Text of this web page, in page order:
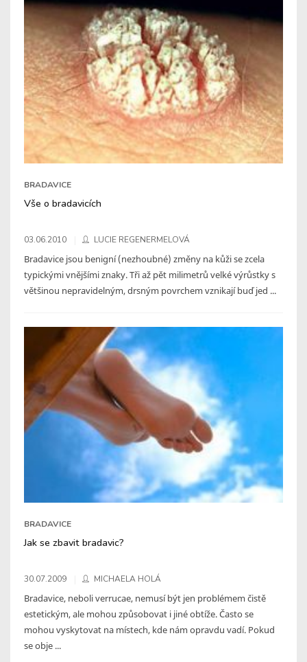
BRADAVICE
Vše o bradavicích
03.06.2010 LUCIE REGENERMELOVÁ
Bradavice jsou benigní (nezhoubné) změny na kůži se zcela
typickými vnějšími znaky. Tři až pět milimetrů velké výrůstky s
většinou nepravidelným, drsným povrchem vznikají buď jed ...
BRADAVICE
Jak se zbavit bradavic?
30.07.2009 MICHAELA HOLÁ
Bradavice, neboli verrucae, nemusí být jen problémem čistě
estetickým, ale mohou způsobovat i jiné obtíže. Často se
mohou vyskytovat na místech, kde nám opravdu vadí. Pokud
se obje ...